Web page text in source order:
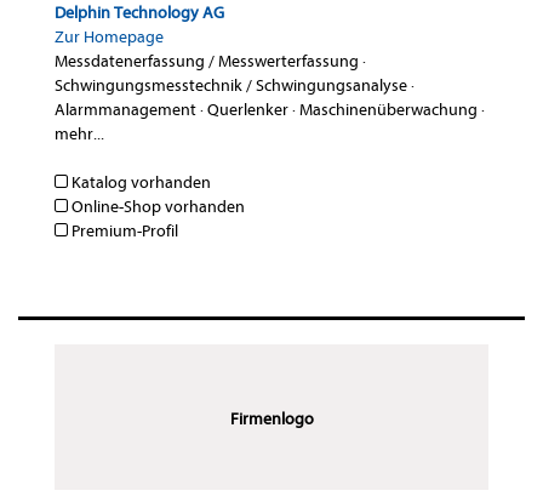
Delphin Technology AG
Zur Homepage
Messdatenerfassung / Messwerterfassung ·
Schwingungsmesstechnik / Schwingungsanalyse·
Alarmmanagement·Querlenker·Maschinenüberwachung ·
mehr...
Katalog vorhanden
Online-Shop vorhanden
Premium-Profil
Firmenlogo